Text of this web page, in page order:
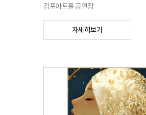
김포아트홀 공연장
자세히보기